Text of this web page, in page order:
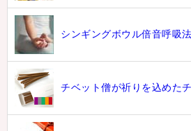
シンギングボウル倍音呼吸
チベット僧が祈りを込めた